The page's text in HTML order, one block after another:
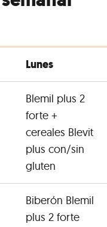
Lunes
Blemil plus 2
forte +
cereales Blevit
plus con/sin
gluten
Biberón Blemil
plus 2 forte